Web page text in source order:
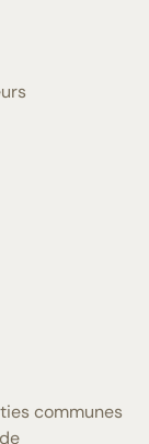
communes